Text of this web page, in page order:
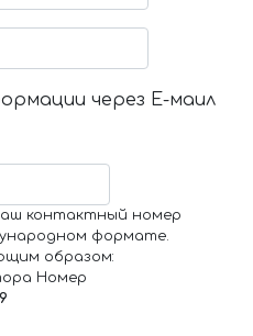
через Е-маил
контактный номер
формате.
образом:
Номер